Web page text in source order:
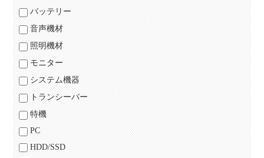
バッテリー
音声機材
照明機材
モニター
システム機器
トランシーバー
特機
PC
HDD/SSD